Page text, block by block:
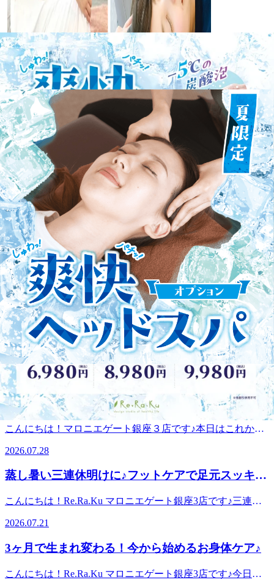
WEB予約する
電話予約する 03-6228-7663
最近のブログ
今日のような過ごしやすい気温の日は是非リラク
へ！
こんにちは！マロニエゲート銀座３店です♪本日、12：00～
21：00（最終受付20：15）上記の時間でご案内が可能です！
今日は久々に天気と気温がとても心地よく過ごしやすい日で
すね！ここ最近に比べるとお出かけなどもしやすいと思うの
で是非気分転換でリラクに来て全身スッキリさせましょう♪
気温は良いですが、体内の水分は減っていくのでコマメな水
分補給は忘れないようにしましょう！ 本日のおすすめコー
スタイ古式ストレッチコースリラクのタイ古式は下半身から
中心に全身をじっくりストレッチするコースです。タイ古式
と聞くと痛いのかな、、と思う方も多いと思いますが安心し
てください！リラクのタイ古式は痛みを伴う事が無く気持ち
の良いくらいの力加減で筋肉や関節をしっかりストレッチし
事や歩きっぱなしで足腰がお辛い方にはぴったりのコースで
のでお仕事の合間やお出かけの休憩がてら是非受けに来てく
2026.08.04
もみほぐしとストレッチ、一緒に受けてみません
か？
こんにちは！マロニエゲート銀座３店です♪本日、11：00～
21：00（最終受付20：15）上記の時間でご案内が可能です！
梅雨が明けてここ数日は猛暑日が続いていますね💦去年の夏
とはまた違った暑さで今年は湿度が高い日が多いですが体内
の水分は汗をかく分出ていってしまっているので水分補給を
忘れずお仕事やお出かけ中でもこまめな休息を取るようにし
てください！ 来月からが真夏の本番！本日おすすめのコー
ス【リフレッシュコース】リラクのリフレッシュコースは通
常のボディケアにストレッチが加わったコースです！もみほ
ぐしだけよりも筋肉自体がしっかり伸びるので施術後は今ま
で以上にお身体スッキリしますよ♪リフレッシュコースの中
でも上半身中心・下半身中心とコースを選択できるのでご来
決めましょう。デスクワークなどで肩首周りにお疲れを感じ
方にはぴったりのコースです！リフレッシュコースは最短60
憩がてら是非一度リラクに来て施術を受けに来てください
2026.07.30
【湿気・気圧対策】雨の日こそリラクでリフレッ
シュ！
こんにちは！マロニエゲート銀座３店です♪本日はこれから
圧の変化でお身体の「だるさ」や「重さ」を感じやすくなり
ます。「雨だから外出はおっくうだな...」という日こそ、駅
近で濡れずにお立ち寄りいただける当サロンでリフレッシュ
ア足裏のツボを刺激し、お足元の血行を促進！重だるさや冷
えの解消に効果的です。★肩甲骨ケア（オプションの為、メ
ーターカフという肩・肩甲骨の深層の筋肉をストレッチを加
えてほぐすことで、筋肉のこわばり・柔軟性へのアプローチ
をしていきます。当店はマロニエゲート銀座3の中にござい
2026.07.28
蒸し暑い三連休明けに♪フットケアで足元スッキ
こんにちは！Re.Ra.Ku マロニエゲート銀座3店です♪三連休
お出かけや移動で、「足が重だるい…」「疲れが残ってい
る」と感じている方も多いかもしれません。さらに、この時
期特有の蒸し暑さや、室内のエアコンによる冷えが重なる
ます。そんな三連休明けのお疲れにおすすめなのが【オイル
2026.07.21
3ヶ月で生まれ変わる！今から始めるお身体ケア♪
こんにちは！Re.Ra.Ku マロニエゲート銀座3店です♪今日は